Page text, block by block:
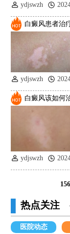
ydjswzh
白癜风患者治
ydjswzh
白癜风该如何
ydjswzh
热点关注
医院动态